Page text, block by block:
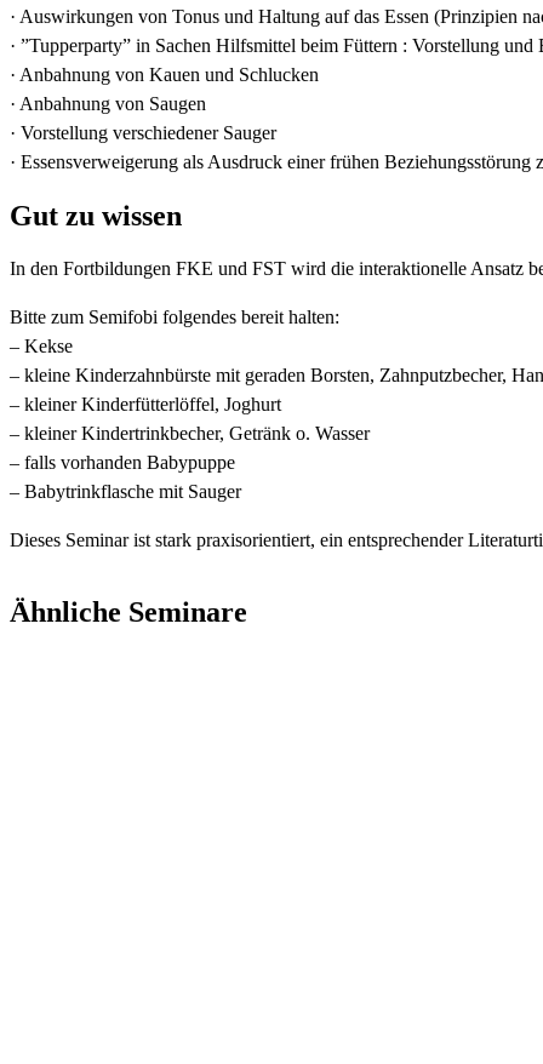
· Auswirkungen von Tonus und Haltung auf das Essen (Prinzipien
· ”Tupperparty” in Sachen Hilfsmittel beim Füttern : Vorstellung
· Anbahnung von Kauen und Schlucken
· Anbahnung von Saugen
· Vorstellung verschiedener Sauger
· Essensverweigerung als Ausdruck einer frühen
Gut zu wissen
In den Fortbildungen FKE und FST wird die interaktionelle Ansatz
Bitte zum Semifobi folgendes bereit halten:
– Kekse
– kleine Kinderzahnbürste mit geraden Borsten, Zahnputzbecher,
– kleiner Kinderfütterlöffel, Joghurt
– kleiner Kindertrinkbecher, Getränk o. Wasser
– falls vorhanden Babypuppe
– Babytrinkflasche mit Sauger
Dieses Seminar ist stark praxisorientiert, ein entsprechender
Ähnliche Seminare